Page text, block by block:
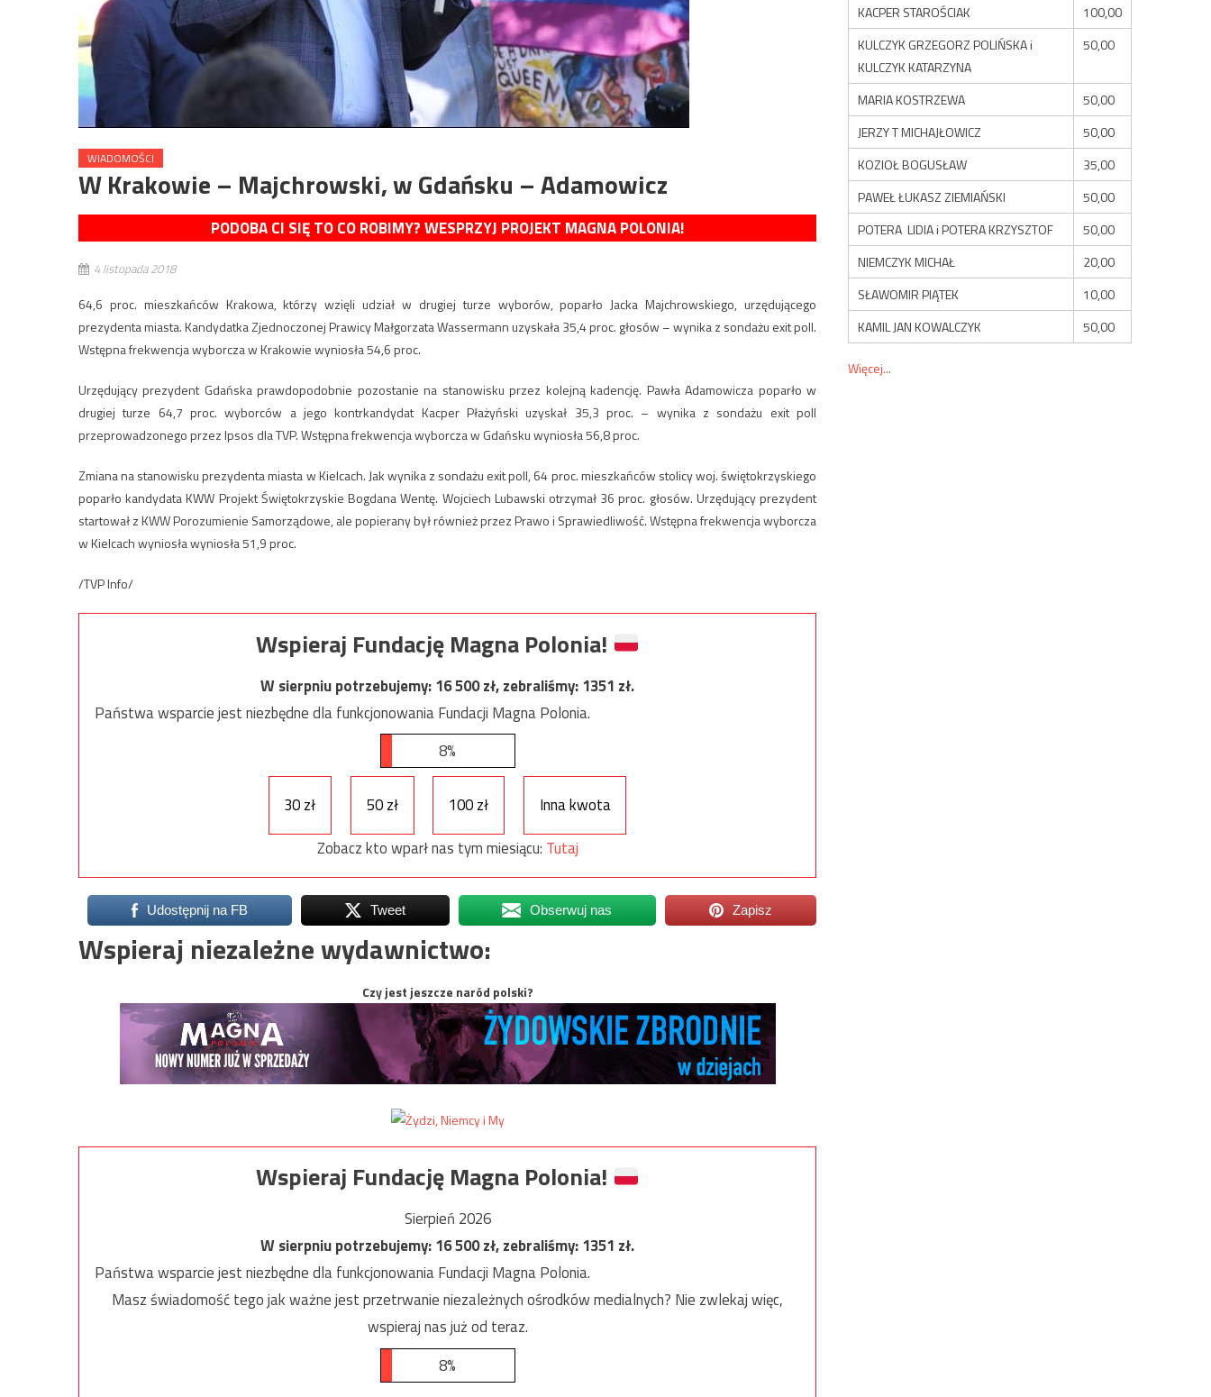
WIADOMOŚCI
W Krakowie – Majchrowski, w Gdańsku – Adamowicz
PODOBA CI SIĘ TO CO ROBIMY? WESPRZYJ PROJEKT MAGNA POLONIA!
4 listopada 2018
64,6 proc. mieszkańców Krakowa, którzy wzięli udział w drugiej turze wyborów, poparło Jacka Majchrowskiego, urzędującego
prezydenta miasta. Kandydatka Zjednoczonej Prawicy Małgorzata Wassermann uzyskała 35,4 proc. głosów – wynika z sondażu exit poll.
Wstępna frekwencja wyborcza w Krakowie wyniosła 54,6 proc.
Urzędujący prezydent Gdańska prawdopodobnie pozostanie na stanowisku przez kolejną kadencję. Pawła Adamowicza poparło w
drugiej turze 64,7 proc. wyborców a jego kontrkandydat Kacper Płażyński uzyskał 35,3 proc. – wynika z sondażu exit poll
przeprowadzonego przez Ipsos dla TVP. Wstępna frekwencja wyborcza w Gdańsku wyniosła 56,8 proc.
Zmiana na stanowisku prezydenta miasta w Kielcach. Jak wynika z sondażu exit poll, 64 proc. mieszkańców stolicy woj. świętokrzyskiego
poparło kandydata KWW Projekt Świętokrzyskie Bogdana Wentę. Wojciech Lubawski otrzymał 36 proc. głosów. Urzędujący prezydent
startował z KWW Porozumienie Samorządowe, ale popierany był również przez Prawo i Sprawiedliwość. Wstępna frekwencja wyborcza
w Kielcach wyniosła wyniosła 51,9 proc.
/TVP Info/
Wspieraj Fundację Magna Polonia!
W sierpniu potrzebujemy:16 500zł, zebraliśmy:1351 zł.
Państwa wsparcie jest niezbędne dla funkcjonowania Fundacji Magna Polonia.
8%
30 zł 50 zł 100 zł
Inna kwota
Zobacz kto wparł nas tym miesiącu: Tutaj
Udostępnij na FB Tweet Obserwuj nas Zapisz
Wspieraj niezależne wydawnictwo:
Czy jest jeszcze naród polski?
Wspieraj Fundację Magna Polonia!
Sierpień 2026
W sierpniu potrzebujemy:16 500zł, zebraliśmy:1351 zł.
Państwa wsparcie jest niezbędne dla funkcjonowania Fundacji Magna Polonia.
Masz świadomość tego jak ważne jest przetrwanie niezależnych ośrodków medialnych? Nie zwlekaj więc,
wspieraj nas już od teraz.
8%
KACPER STAROŚCIAK
100,00
KULCZYK GRZEGORZ POLIŃSKA i
KULCZYK KATARZYNA
50,00
MARIA KOSTRZEWA
50,00
JERZY T MICHAJŁOWICZ
50,00
KOZIOŁ BOGUSŁAW
35,00
PAWEŁ ŁUKASZ ZIEMIAŃSKI
50,00
POTERA LIDIA i POTERA KRZYSZTOF
50,00
NIEMCZYK MICHAŁ
20,00
SŁAWOMIR PIĄTEK
10,00
KAMIL JAN KOWALCZYK
50,00
Więcej...